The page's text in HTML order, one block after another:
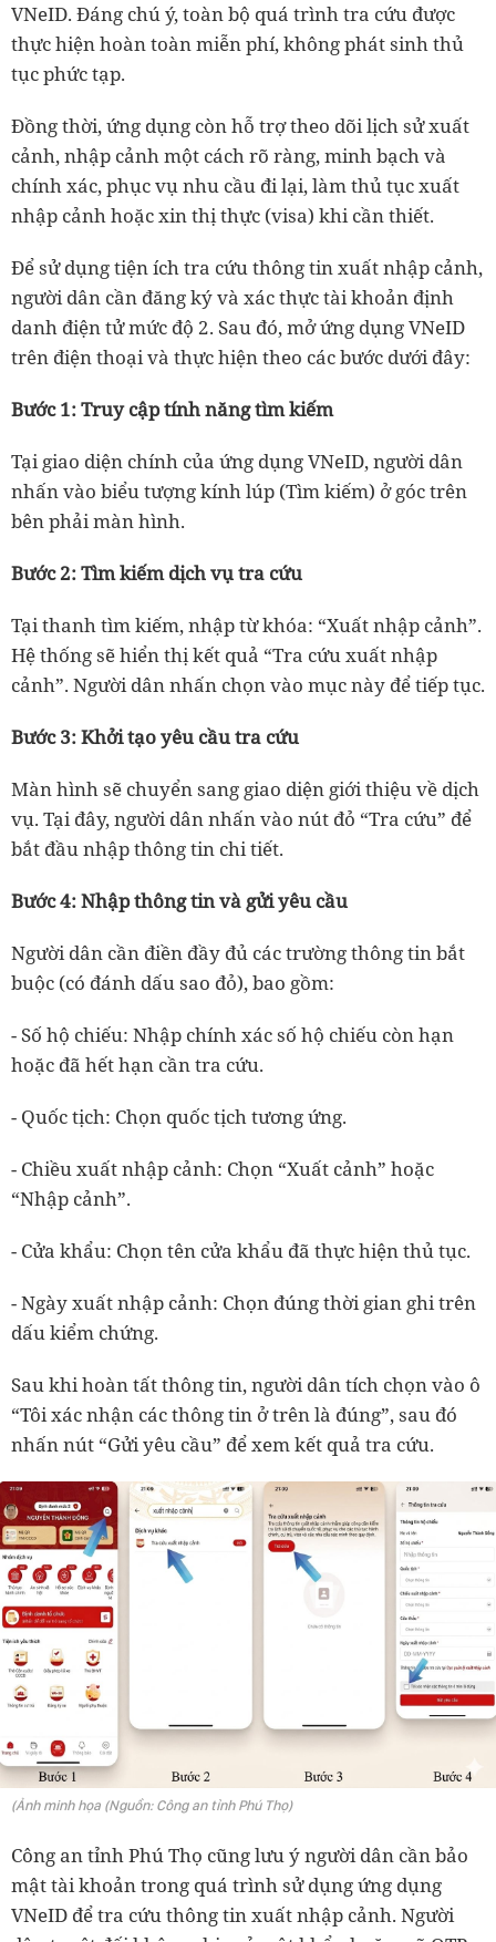
VNeID. Đáng chú ý, toàn bộ quá trình tra cứu được
thực hiện hoàn toàn miễn phí, không phát sinh thủ
tục phức tạp.
Đồng thời, ứng dụng còn hỗ trợ theo dõi lịch sử xuất
cảnh, nhập cảnh một cách rõ ràng, minh bạch và
chính xác, phục vụ nhu cầu đi lại, làm thủ tục xuất
nhập cảnh hoặc xin thị thực (visa) khi cần thiết.
Để sử dụng tiện ích tra cứu thông tin xuất nhập cảnh,
người dân cần đăng ký và xác thực tài khoản định
danh điện tử mức độ 2. Sau đó, mở ứng dụng VNeID
trên điện thoại và thực hiện theo các bước dưới đây:
Bước 1: Truy cập tính năng tìm kiếm
Tại giao diện chính của ứng dụng VNeID, người dân
nhấn vào biểu tượng kính lúp (Tìm kiếm) ở góc trên
bên phải màn hình.
Bước 2: Tìm kiếm dịch vụ tra cứu
Tại thanh tìm kiếm, nhập từ khóa: “Xuất nhập cảnh”.
Hệ thống sẽ hiển thị kết quả “Tra cứu xuất nhập
cảnh”. Người dân nhấn chọn vào mục này để tiếp tục.
Bước 3: Khởi tạo yêu cầu tra cứu
Màn hình sẽ chuyển sang giao diện giới thiệu về dịch
vụ. Tại đây, người dân nhấn vào nút đỏ “Tra cứu” để
bắt đầu nhập thông tin chi tiết.
Bước 4: Nhập thông tin và gửi yêu cầu
Người dân cần điền đầy đủ các trường thông tin bắt
buộc (có đánh dấu sao đỏ), bao gồm:
- Số hộ chiếu: Nhập chính xác số hộ chiếu còn hạn
hoặc đã hết hạn cần tra cứu.
- Quốc tịch: Chọn quốc tịch tương ứng.
- Chiều xuất nhập cảnh: Chọn “Xuất cảnh” hoặc
“Nhập cảnh”.
- Cửa khẩu: Chọn tên cửa khẩu đã thực hiện thủ tục.
- Ngày xuất nhập cảnh: Chọn đúng thời gian ghi trên
dấu kiểm chứng.
Sau khi hoàn tất thông tin, người dân tích chọn vào ô
“Tôi xác nhận các thông tin ở trên là đúng”, sau đó
nhấn nút “Gửi yêu cầu” để xem kết quả tra cứu.
(Ảnh minh họa (Nguồn: Công an tỉnh Phú Thọ)
Công an tỉnh Phú Thọ cũng lưu ý người dân cần bảo
mật tài khoản trong quá trình sử dụng ứng dụng
VNeID để tra cứu thông tin xuất nhập cảnh. Người